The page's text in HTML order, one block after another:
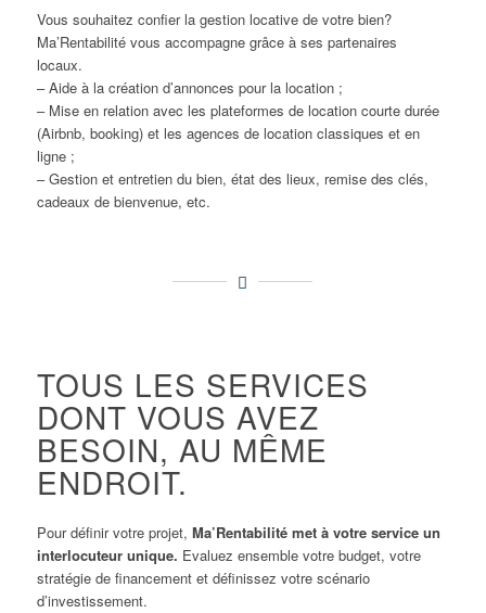
Vous souhaitez confier la gestion locative de votre bien?
Ma’Rentabilité vous accompagne grâce à ses partenaires
locaux.
– Aide à la création d’annonces pour la location ;
– Mise en relation avec les plateformes de location courte durée
(Airbnb, booking) et les agences de location classiques et en
ligne ;
– Gestion et entretien du bien, état des lieux, remise des clés,
cadeaux de bienvenue, etc.
TOUS LES SERVICES
DONT VOUS AVEZ
BESOIN, AU MÊME
ENDROIT.
Pour définir votre projet, Ma’Rentabilité met à votre service un
interlocuteur unique. Evaluez ensemble votre budget, votre
stratégie de financement et définissez votre scénario
d’investissement.